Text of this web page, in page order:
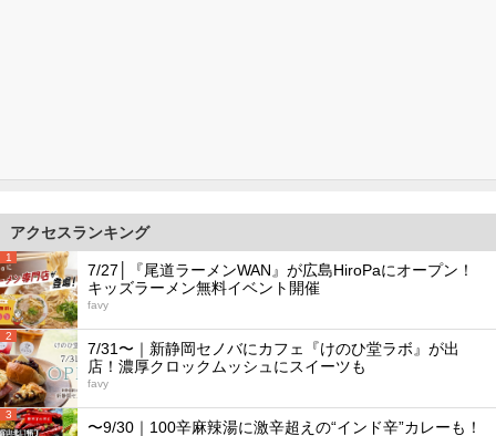
アクセスランキング
1
7/27│『尾道ラーメンWAN』が広島HiroPaにオープン！
キッズラーメン無料イベント開催
favy
2
7/31〜｜新静岡セノバにカフェ『けのひ堂ラボ』が出
店！濃厚クロックムッシュにスイーツも
favy
3
〜9/30｜100辛麻辣湯に激辛超えの“インド辛”カレーも！